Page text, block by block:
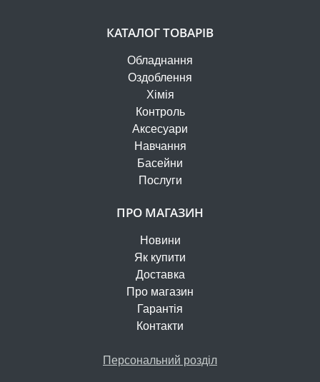
КАТАЛОГ ТОВАРІВ
Обладнання
Оздоблення
Хімія
Контроль
Аксесуари
Навчання
Басейни
Послуги
ПРО МАГАЗИН
Новини
Як купити
Доставка
Про магазин
Гарантія
Контакти
Персональний розділ